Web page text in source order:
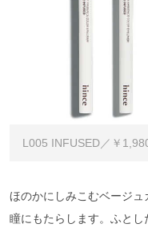
L005 INFUSED／￥
ほのかにしみこむベージ
瞳にもたらします。ふと